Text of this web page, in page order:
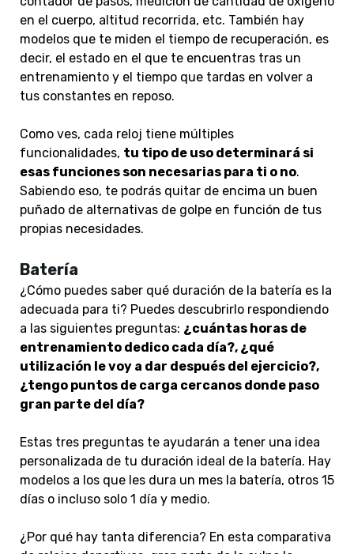
en el cuerpo, altitud recorrida, etc. También hay
modelos que te miden el tiempo de recuperación, es
decir, el estado en el que te encuentras tras un
entrenamiento y el tiempo que tardas en volver a
tus constantes en reposo.
Como ves, cada reloj tiene múltiples
funcionalidades, tu tipo de uso determinará si
esas funciones son necesarias para ti o no.
Sabiendo eso, te podrás quitar de encima un buen
puñado de alternativas de golpe en función de tus
propias necesidades.
Batería
¿Cómo puedes saber qué duración de la batería es la
adecuada para ti? Puedes descubrirlo respondiendo
a las siguientes preguntas: ¿cuántas horas de
entrenamiento dedico cada día?, ¿qué
utilización le voy a dar después del ejercicio?,
¿tengo puntos de carga cercanos donde paso
gran parte del día?
Estas tres preguntas te ayudarán a tener una idea
personalizada de tu duración ideal de la batería. Hay
modelos a los que les dura un mes la batería, otros 15
días o incluso solo 1 día y medio.
¿Por qué hay tanta diferencia? En esta comparativa